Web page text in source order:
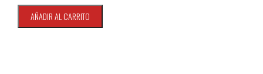
AÑADIR AL CARRITO